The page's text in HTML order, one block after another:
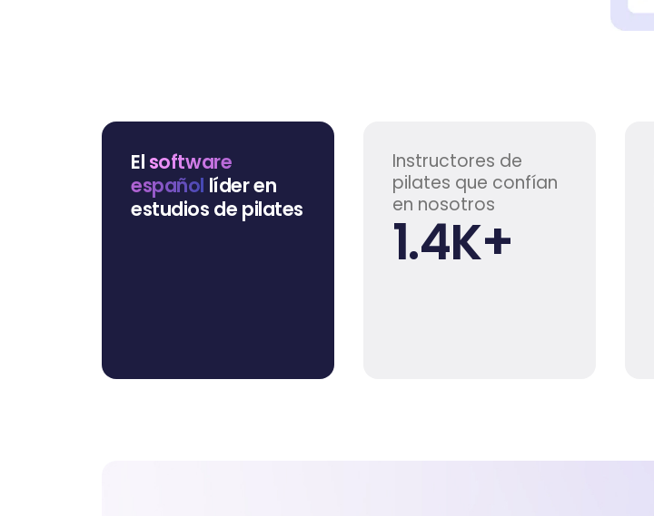
El software
español líder en
estudios de pilates
Instructores de
pilates que confían
en nosotros
1.4K+